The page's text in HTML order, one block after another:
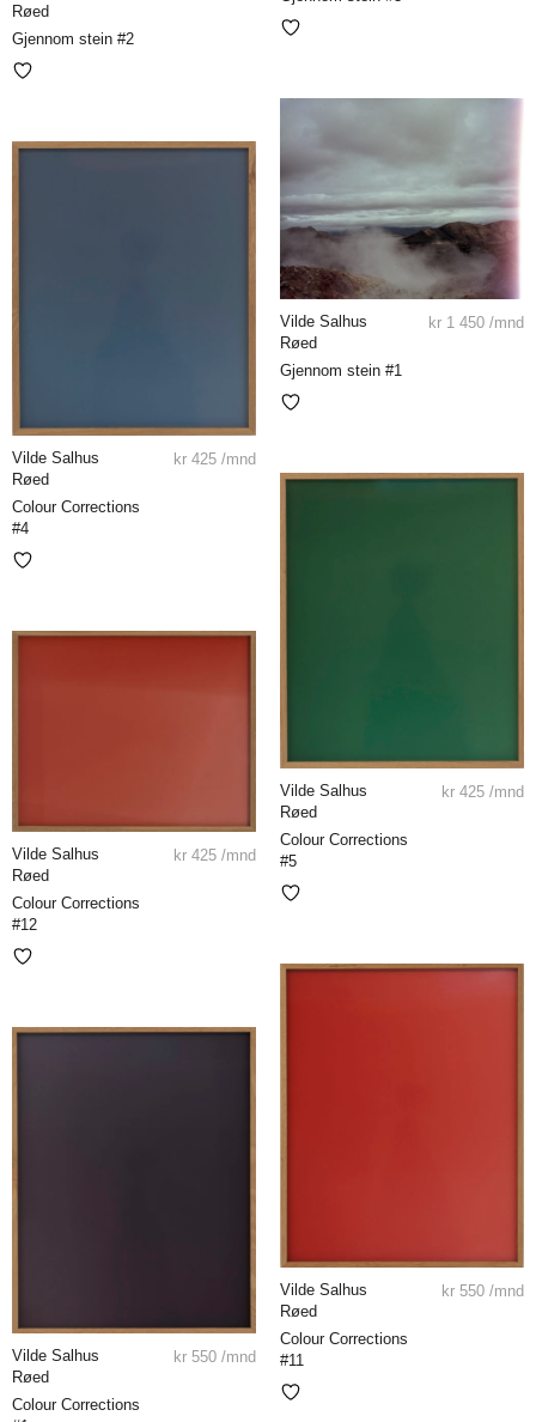
Røed
Gjennom stein #2
Vilde Salhus
Røed
Gjennom stein #1
kr 1 450 /mnd
Vilde Salhus
Røed
Colour Corrections
#4
kr 425 /mnd
Vilde Salhus
Røed
Colour Corrections
#5
kr 425 /mnd
Vilde Salhus
Røed
Colour Corrections
#12
kr 425 /mnd
Vilde Salhus
Røed
Colour Corrections
#11
kr 550 /mnd
Vilde Salhus
Røed
Colour Corrections
kr 550 /mnd